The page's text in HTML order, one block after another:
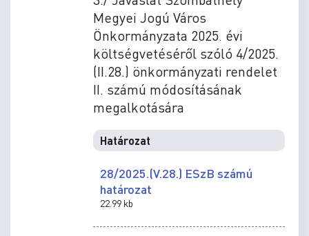
Megyei Jogú Város
Önkormányzata 2025. évi
költségvetéséről szóló 4/2025.
(II.28.) önkormányzati rendelet
II. számú módosításának
megalkotására
Határozat
28/2025.(V.28.) ESzB számú
határozat
22.99 kb